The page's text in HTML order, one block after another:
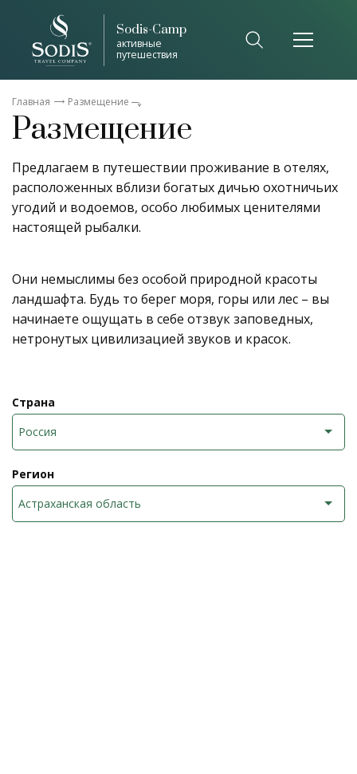
Sodis-Camp
активные
путешествия
Главная Размещение
Размещение
Предлагаем в путешествии проживание в отелях,
расположенных вблизи богатых дичью охотничьих
угодий и водоемов, особо любимых ценителями
настоящей рыбалки.
Они немыслимы без особой природной красоты
ландшафта. Будь то берег моря, горы или лес – вы
начинаете ощущать в себе отзвук заповедных,
нетронутых цивилизацией звуков и красок.
Страна
Россия
Регион
Астраханская область